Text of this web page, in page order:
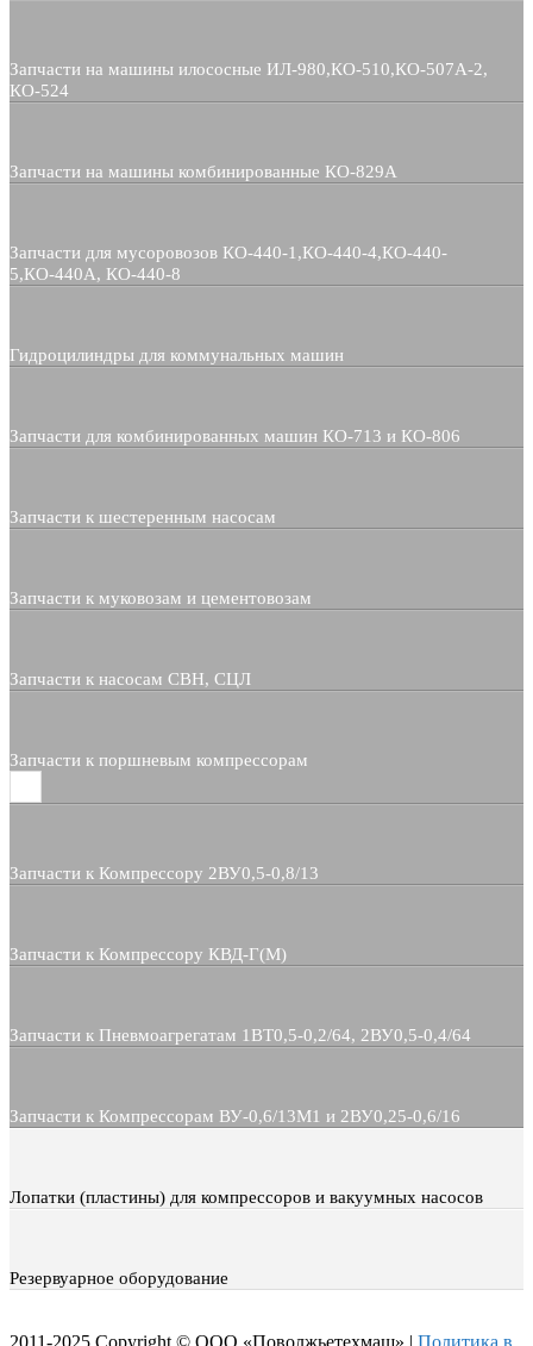
Запчасти на машины илососные ИЛ-980,КО-510,КО-507А-2,
КО-524
Запчасти на машины комбинированные КО-829А
Запчасти для мусоровозов КО-440-1,КО-440-4,КО-440-
5,КО-440А, КО-440-8
Гидроцилиндры для коммунальных машин
Запчасти для комбинированных машин КО-713 и КО-806
Запчасти к шестеренным насосам
Запчасти к муковозам и цементовозам
Запчасти к насосам СВН, СЦЛ
Запчасти к поршневым компрессорам
Запчасти к Компрессору 2ВУ0,5-0,8/13
Запчасти к Компрессору КВД-Г(М)
Запчасти к Пневмоагрегатам 1ВТ0,5-0,2/64, 2ВУ0,5-0,4/64
Запчасти к Компрессорам ВУ-0,6/13М1 и 2ВУ0,25-0,6/16
Лопатки (пластины) для компрессоров и вакуумных насосов
Резервуарное оборудование